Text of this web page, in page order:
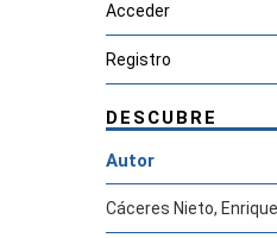
Acceder
Registro
DESCUBRE
Autor
Cáceres Nieto,